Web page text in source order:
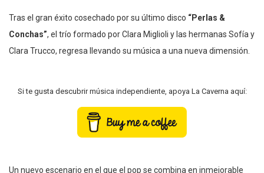
Tras el gran éxito cosechado por su último disco “Perlas &
Conchas”, el trío formado por Clara Miglioli y las hermanas Sofía y
Clara Trucco, regresa llevando su música a una nueva dimensión.
Si te gusta descubrir música independiente, apoya La Caverna aquí:
Un nuevo escenario en el que el pop se combina en inmejorable